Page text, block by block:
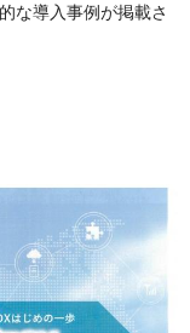
な導入事例が掲載さ